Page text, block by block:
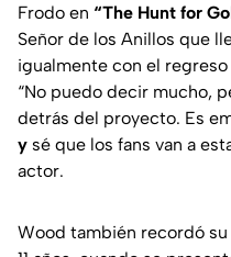
Frodo en “The Hunt for
Señor de los Anillos que
igualmente con el
“No puedo decir mucho,
detrás del proyecto. Es
y sé que los fans van a
actor.
Wood también recordó